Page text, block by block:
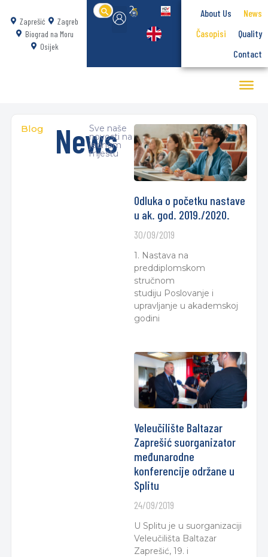
Zaprešić
Zagreb
Biograd na Moru
Osijek
Search
for:
About Us
News
Časopisi
Quality
Contact
Blog News
Sve naše
novosti na
jednom
mjestu
Odluka o početku nastave
u ak. god. 2019./2020.
30/09/2019
1. Nastava na
preddiplomskom
stručnom
studiju Poslovanje i
upravljanje u akademskoj
godini
Veleučilište Baltazar
Zaprešić suorganizator
međunarodne
konferencije održane u
Splitu
24/09/2019
U Splitu je u suorganizaciji
Veleučilišta Baltazar
Zaprešić, 19. i